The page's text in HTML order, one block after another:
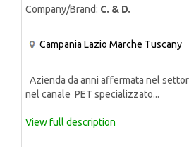
Company/Brand: C. & D.
Campania Lazio Marche Tuscany
Azienda da anni affermata nel
nel canale PET specializzato...
View full description